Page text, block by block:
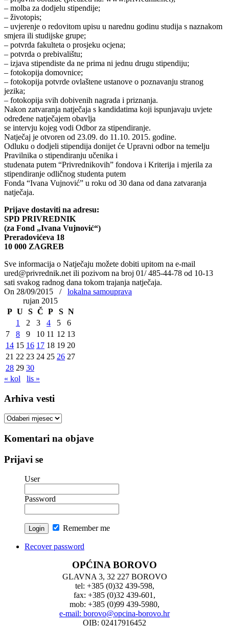
– molba za dodjelu stipendije;
– životopis;
– uvjerenje o redovitom upisu u narednu godinu studija s naznakom
smjera ili studijske grupe;
– potvrda fakulteta o prosjeku ocjena;
– potvrda o prebivalištu;
– izjava stipendiste da ne prima ni jednu drugu stipendiju;
– fotokopija domovnice;
– fotokopija potvrde ovlaštene ustanove o poznavanju stranog
jezika;
– fotokopija svih dobivenih nagrada i priznanja.
Nakon zatvaranja natječaja s kandidatima koji ispunjavaju uvjete
određene natječajem obavlja
se intervju kojeg vodi Odbor za stipendiranje.
Natječaj je otvoren od 23.09. do 11.10. 2015. godine.
Odluku o dodjeli stipendija donijet će Upravni odbor na temelju
Pravilnika o stipendiranju učenika i
studenata putem “Privrednikovih” fondova i Kriterija i mjerila za
stipendiranje odličnog studenta putem
Fonda “Ivana Vujnović” u roku od 30 dana od dana zatvaranja
natječaja.
Prijave dostaviti na adresu:
SPD PRIVREDNIK
(za Fond „Ivana Vujnović“)
Preradovićeva 18
10 000 ZAGREB
Sve informacija o Natječaju možete dobiti upitom na e-mail
ured@privrednik.net ili pozivom na broj 01/ 485-44-78 od 10-13
sati svakog radnog dana tokom trajanja natječaja.
On 28/09/2015
/
lokalna samouprava
rujan 2015
P U S Č P S N
1
2 3 4 5
6
7
8 9 10 11 12 13
14 15 16 17 18 19 20
21 22 23 24 25 26 27
28 29 30
« kol
lis »
Arhiva vesti
Arhiva
Komentari na objave
Prijavi se
User
Password
Remember me
Recover password
OPĆINA BOROVO
GLAVNA 3, 32 227 BOROVO
tel: +385 (0)32 439-598,
fax: +385 (0)32 439-601,
mob: +385 (0)99 439-5980,
e-mail: borovo@opcina-borovo.hr
OIB: 02417916452